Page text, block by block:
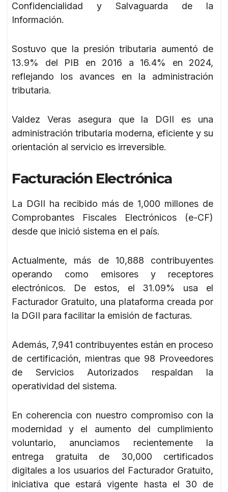
Confidencialidad y Salvaguarda de la
Información.
Sostuvo que la presión tributaria aumentó de
13.9% del PIB en 2016 a 16.4% en 2024,
reflejando los avances en la administración
tributaria.
Valdez Veras asegura que la DGII es una
administración tributaria moderna, eficiente y su
orientación al servicio es irreversible.
Facturación Electrónica
La DGII ha recibido más de 1,000 millones de
Comprobantes Fiscales Electrónicos (e-CF)
desde que inició sistema en el país.
Actualmente, más de 10,888 contribuyentes
operando como emisores y receptores
electrónicos. De estos, el 31.09% usa el
Facturador Gratuito, una plataforma creada por
la DGII para facilitar la emisión de facturas.
Además, 7,941 contribuyentes están en proceso
de certificación, mientras que 98 Proveedores
de Servicios Autorizados respaldan la
operatividad del sistema.
En coherencia con nuestro compromiso con la
modernidad y el aumento del cumplimiento
voluntario, anunciamos recientemente la
entrega gratuita de 30,000 certificados
digitales a los usuarios del Facturador Gratuito,
iniciativa que estará vigente hasta el 30 de